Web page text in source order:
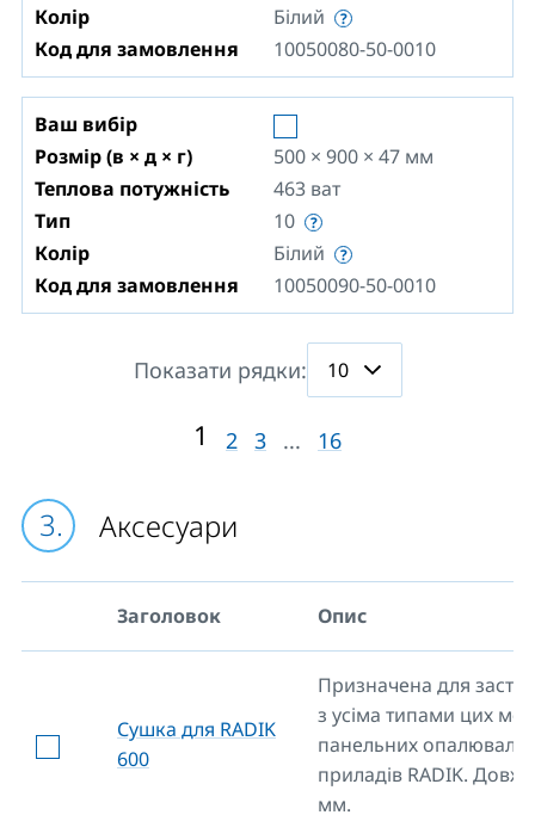
Колір
Білий
Код для замовлення
10050080-50-0010
Ваш вибір
Розмір (в × д × г)
500 × 900 × 47 мм
Теплова потужність
463 ват
Тип
10
Колір
Білий
Код для замовлення
10050090-50-0010
Показати рядки:
1 2 3 ... 16
Аксесуари
Заголовок Опис
Сушка для RADIK
600
Призначена для
з усіма типами цих
панельних
приладів RADIK.
мм.